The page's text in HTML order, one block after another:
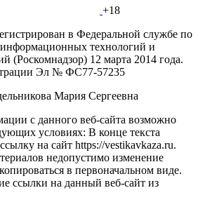
+18
в Федеральной службе по
информационных технологий и
(Роскомнадзор) 12 марта 2014 года.
Эл № ФС77-57235
Мария Сергеевна
с данного веб-сайта возможно
условиях: В конце текста
на сайт https://vestikavkaza.ru.
недопустимо изменение
в первоначальном виде.
ссылки на данный веб-сайт из